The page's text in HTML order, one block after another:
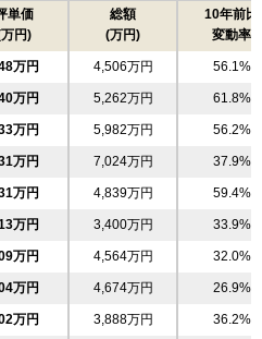
単価
円)
総額
(万円)
10年前比
変動率
万円 4,506万円 56.1%
万円 5,262万円 61.8%
万円 5,982万円 56.2%
万円 7,024万円 37.9%
万円 4,839万円 59.4%
万円 3,400万円 33.9%
万円 4,564万円 32.0%
万円 4,674万円 26.9%
万円 3,888万円 36.2%